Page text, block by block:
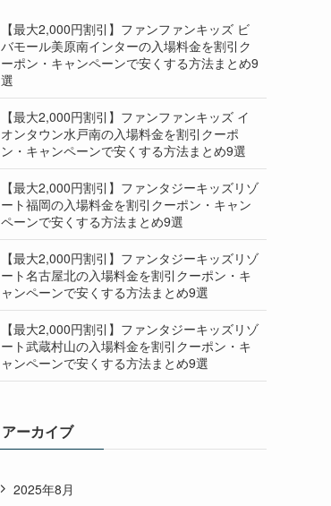
【最大2,000円割引】ファンファンキッズ ビ
バモール美原南インターの入場料金を割引ク
ーポン・キャンペーンで安くする方法まとめ9
選
【最大2,000円割引】ファンファンキッズ イ
オンタウン水戸南の入場料金を割引クーポ
ン・キャンペーンで安くする方法まとめ9選
【最大2,000円割引】ファンタジーキッズリゾ
ート福岡の入場料金を割引クーポン・キャン
ペーンで安くする方法まとめ9選
【最大2,000円割引】ファンタジーキッズリゾ
ート名古屋北の入場料金を割引クーポン・キ
ャンペーンで安くする方法まとめ9選
【最大2,000円割引】ファンタジーキッズリゾ
ート武蔵村山の入場料金を割引クーポン・キ
ャンペーンで安くする方法まとめ9選
アーカイブ
2025年8月